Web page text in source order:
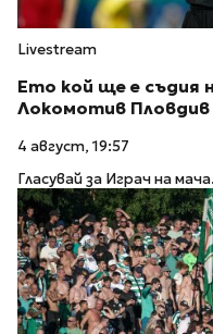
Livestream
Ето кой ще е съдия
Локомотив Пловдив
4 август, 19:57
Гласувай за Играч на